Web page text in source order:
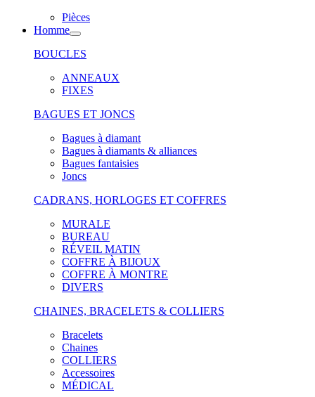
Pièces
Homme
BOUCLES
ANNEAUX
FIXES
BAGUES ET JONCS
Bagues à diamant
Bagues à diamants & alliances
Bagues fantaisies
Joncs
CADRANS, HORLOGES ET COFFRES
MURALE
BUREAU
RÉVEIL MATIN
COFFRE À BIJOUX
COFFRE À MONTRE
DIVERS
CHAINES, BRACELETS & COLLIERS
Bracelets
Chaines
COLLIERS
Accessoires
MÉDICAL